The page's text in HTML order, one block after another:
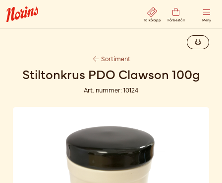
Ta kölapp Förbeställ Meny
Sortiment
Stiltonkrus PDO Clawson 100g
Art. nummer: 10124